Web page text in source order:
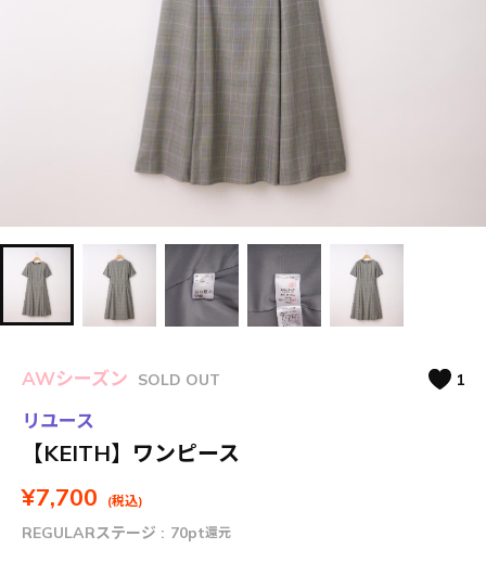
AWシーズン SOLD OUT 1
リユース
【KEITH】ワンピース
¥7,700 (税込)
REGULARステージ : 70pt還元